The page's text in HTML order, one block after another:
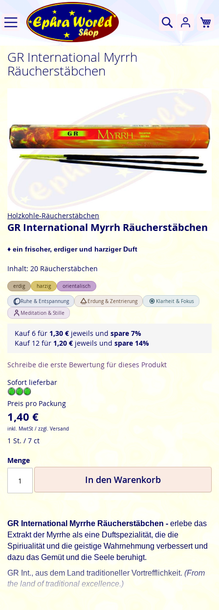
Suche
GR International Myrrh
Räucherstäbchen
springen
Zum
Anfang
Bildgalerie
springen
Holzkohle-Räucherstäbchen
GR International Myrrh Räucherstäbchen
♦ ein frischer, erdiger und harziger Duft
Inhalt: 20 Räucherstäbchen
erdig harzig orientalisch
Ruhe & Entspannung Erdung & Zentrierung
Klarheit & Fokus
Meditation & Stille
Kauf 6 für 1,30 € jeweils und spare 7%
Kauf 12 für 1,20 € jeweils und spare 14%
Schreibe die erste Bewertung für dieses Produkt
Sofort lieferbar
Preis pro Packung
1,40 €
inkl. MwtSt / zzgl. Versand
1 St. / 7 ct
Menge
In den Warenkorb
GR International Myrrhe Räucherstäbchen - erlebe das
Extrakt der Myrrhe als eine Duftspezialität, die die
Spiriualität und die geistige Wahrnehmung verbessert und
dazu das Gemüt und die Seele beruhigt.
GR Int., aus dem Land traditioneller Vortrefflichkeit. (From
the land of traditional excellence.)